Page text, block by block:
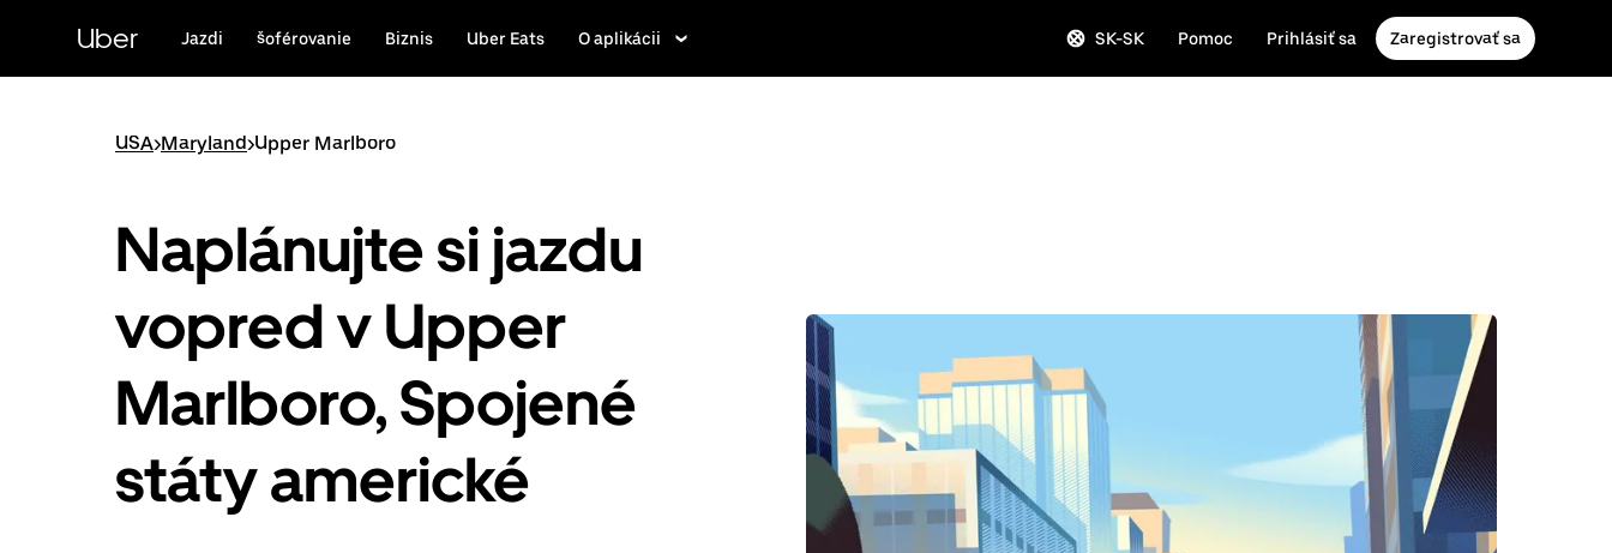
obsah
Uber Jazdi šoférovanie Biznis Uber Eats O aplikácii SK-SK Pomoc Prihlásiť sa Zaregistrovať sa
USA>Maryland>Upper Marlboro
Naplánujte si jazdu
vopred v Upper
Marlboro, Spojené
státy americké